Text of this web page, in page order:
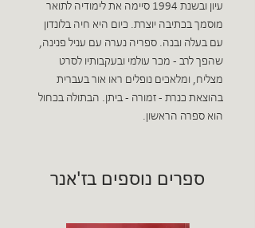
עיון ובשנת 1994 סיימה את לימודיה לתואר
מוסמך בכתיבה יוצרת. כיום היא חיה בלונדון
עם בעלה ובנה. ספריה נערה עם עניל פנינה,
שהפך לרב - מכר עולמי ובעקבותיו לסרט
מצליח, ומלאכים נופלים ראו אור בעברית
בהוצאת כנרת - זמורה - ביתן. הבתולה בכחול
הוא ספרה הראשון.
ספרים נוספים בז'אנר